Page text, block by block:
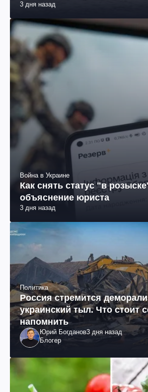
3 дня назад
Война в Украине
Как снять статус "в
объяснение юриста
3 дня назад
Политика
Россия стремится
украинский тыл. Что стоит
напомнить
Юрий Богданов3 дня назад
Блогер